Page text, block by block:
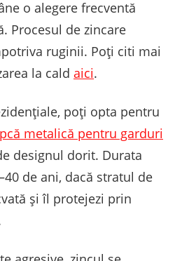
o alegere frecventă
Procesul de zincare
ruginii. Poți citi mai
la cald aici.
poți opta pentru
metalică pentru garduri
designul dorit. Durata
de ani, dacă stratul de
și îl protejezi prin